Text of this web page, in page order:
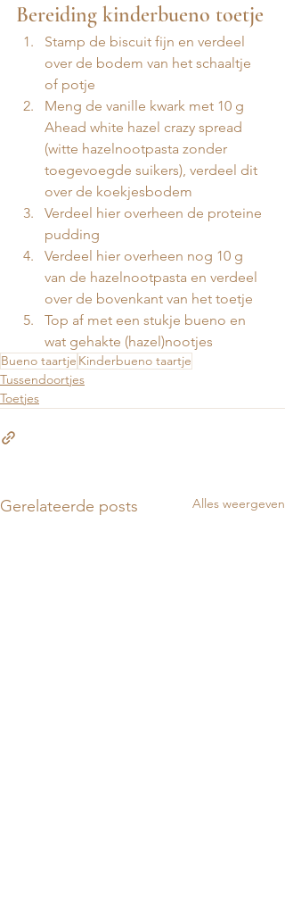
Bereiding kinderbueno toetje
Stamp de biscuit fijn en verdeel
over de bodem van het schaaltje
of potje
Meng de vanille kwark met 10 g
Ahead white hazel crazy spread
(witte hazelnootpasta zonder
toegevoegde suikers), verdeel dit
over de koekjesbodem
Verdeel hier overheen de proteine
pudding
Verdeel hier overheen nog 10 g
van de hazelnootpasta en verdeel
over de bovenkant van het toetje
Top af met een stukje bueno en
wat gehakte (hazel)nootjes
Bueno taartje Kinderbueno taartje
Tussendoortjes
Toetjes
Gerelateerde posts Alles weergeven